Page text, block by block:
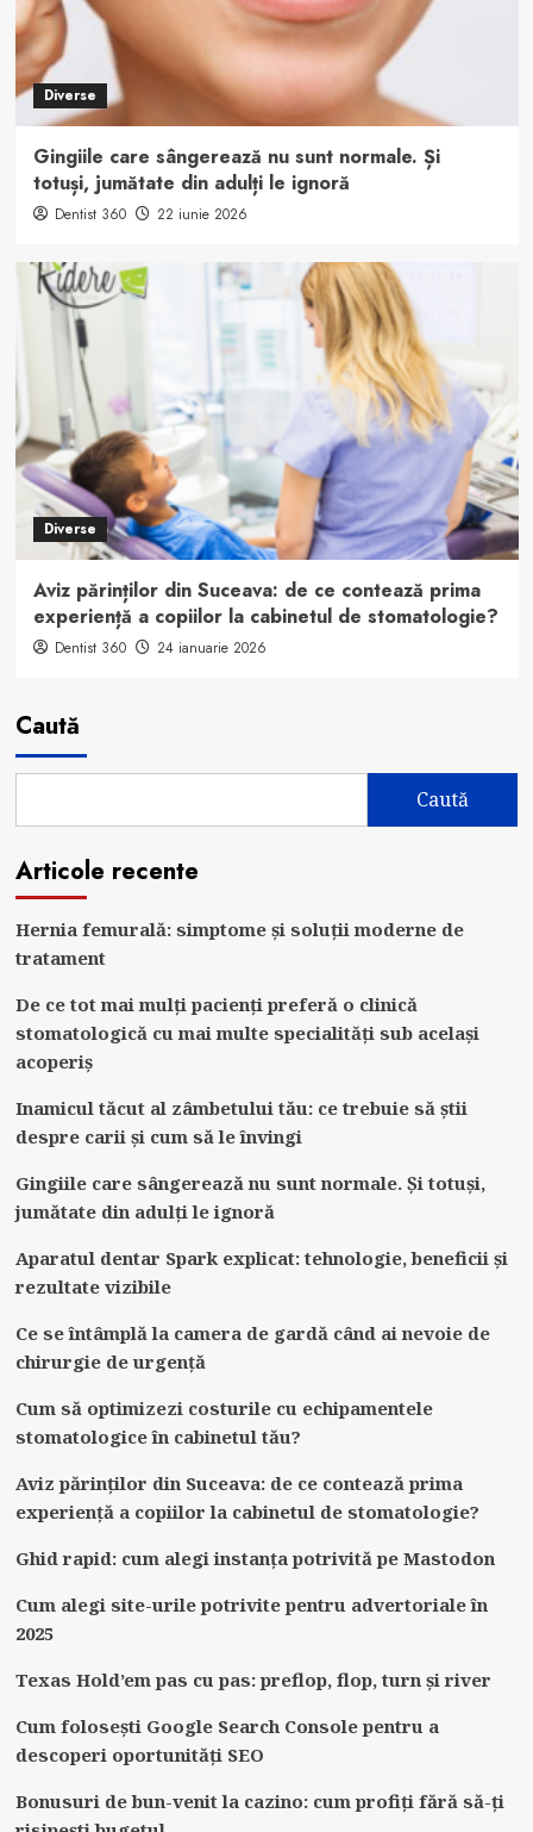
Diverse
Gingiile care sângerează nu sunt normale. Și
totuși, jumătate din adulți le ignoră
Dentist 360 22 iunie 2026
Diverse
Aviz părinților din Suceava: de ce contează prima
experiență a copiilor la cabinetul de stomatologie?
Dentist 360 24 ianuarie 2026
Caută
Caută
Articole recente
Hernia femurală: simptome și soluții moderne de
tratament
De ce tot mai mulți pacienți preferă o clinică
stomatologică cu mai multe specialități sub același
acoperiș
Inamicul tăcut al zâmbetului tău: ce trebuie să știi
despre carii și cum să le învingi
Gingiile care sângerează nu sunt normale. Și totuși,
jumătate din adulți le ignoră
Aparatul dentar Spark explicat: tehnologie, beneficii și
rezultate vizibile
Ce se întâmplă la camera de gardă când ai nevoie de
chirurgie de urgență
Cum să optimizezi costurile cu echipamentele
stomatologice în cabinetul tău?
Aviz părinților din Suceava: de ce contează prima
experiență a copiilor la cabinetul de stomatologie?
Ghid rapid: cum alegi instanța potrivită pe Mastodon
Cum alegi site-urile potrivite pentru advertoriale în
2025
Texas Hold’em pas cu pas: preflop, flop, turn și river
Cum folosești Google Search Console pentru a
descoperi oportunități SEO
Bonusuri de bun-venit la cazino: cum profiți fără să-ți